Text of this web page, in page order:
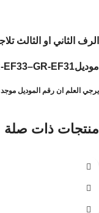
الرف الثاني او الثالث
موديلGR-EF37–GR-EF33–GR-EF31
يرجي العلم ان رقم الموديل
منتجات ذات صلة